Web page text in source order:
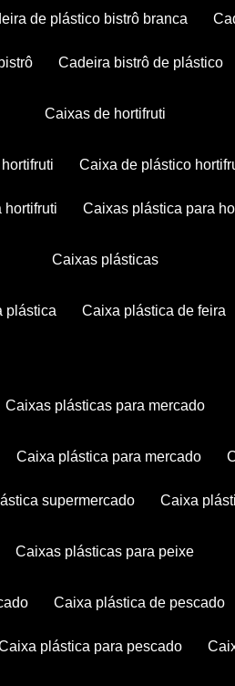
de plástico bistrô branca
cadeira bistrô de plástico
caixas de hortifruti
hortifruti caixa de plástico
hortifruti caixas plástica para
caixas plásticas
plástica caixa plástica de feira
caixas plásticas para mercado
caixa plástica para mercado
supermercado caixa
caixas plásticas para peixe
caixa plástica de pescado
caixa plástica para pescado